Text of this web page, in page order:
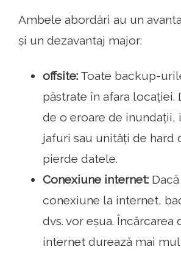
Ambele abordări au un
și un dezavantaj major:
offsite: Toate backup-
păstrate în afara locației.
de o eroare de inundații,
jafuri sau unități de hard
pierde datele.
Conexiune internet:
conexiune la internet,
dvs. vor eșua. Încărcarea
internet durează mai